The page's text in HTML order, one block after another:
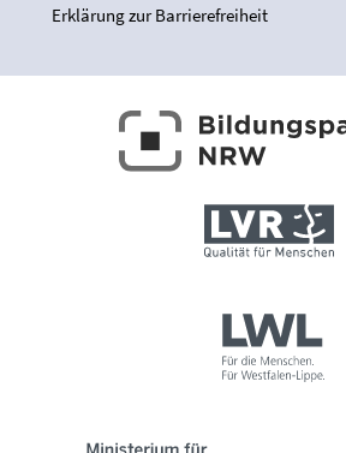
Erklärung zur Barrierefreiheit